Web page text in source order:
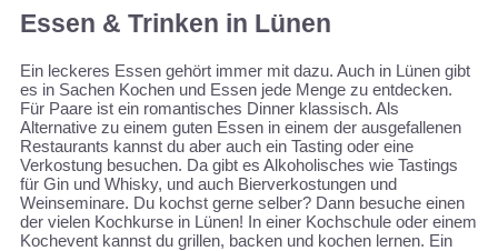
Essen & Trinken in Lünen
Ein leckeres Essen gehört immer mit dazu. Auch in Lünen gibt
es in Sachen Kochen und Essen jede Menge zu entdecken.
Für Paare ist ein romantisches Dinner klassisch. Als
Alternative zu einem guten Essen in einem der ausgefallenen
Restaurants kannst du aber auch ein Tasting oder eine
Verkostung besuchen. Da gibt es Alkoholisches wie Tastings
für Gin und Whisky, und auch Bierverkostungen und
Weinseminare. Du kochst gerne selber? Dann besuche einen
der vielen Kochkurse in Lünen! In einer Kochschule oder einem
Kochevent kannst du grillen, backen und kochen lernen. Ein